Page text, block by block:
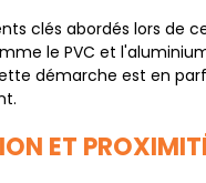
clés abordés lors de
le PVC et
démarche est en
ET